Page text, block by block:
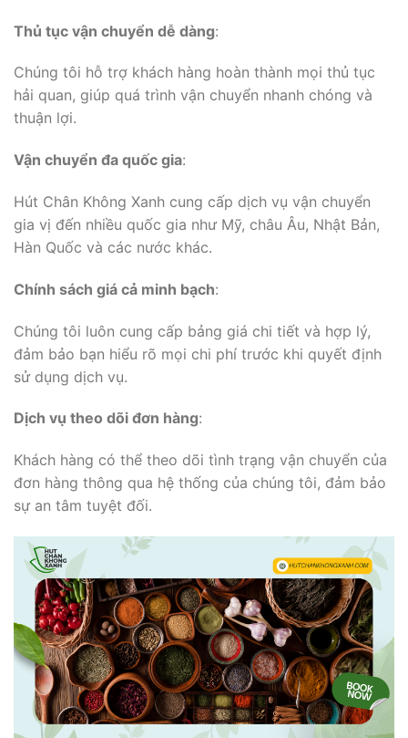
Thủ tục vận chuyển dễ dàng:
Chúng tôi hỗ trợ khách hàng hoàn thành mọi thủ tục
hải quan, giúp quá trình vận chuyển nhanh chóng và
thuận lợi.
Vận chuyển đa quốc gia:
Hút Chân Không Xanh cung cấp dịch vụ vận chuyển
gia vị đến nhiều quốc gia như Mỹ, châu Âu, Nhật Bản,
Hàn Quốc và các nước khác.
Chính sách giá cả minh bạch:
Chúng tôi luôn cung cấp bảng giá chi tiết và hợp lý,
đảm bảo bạn hiểu rõ mọi chi phí trước khi quyết định
sử dụng dịch vụ.
Dịch vụ theo dõi đơn hàng:
Khách hàng có thể theo dõi tình trạng vận chuyển của
đơn hàng thông qua hệ thống của chúng tôi, đảm bảo
sự an tâm tuyệt đối.